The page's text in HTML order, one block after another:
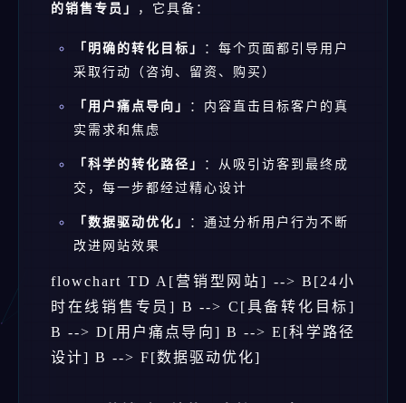
的销售专员」
，它具备：
「明确的转化目标」
：每个页面都引导用户
采取行动（咨询、留资、购买）
「用户痛点导向」
：内容直击目标客户的真
实需求和焦虑
「科学的转化路径」
：从吸引访客到最终成
交，每一步都经过精心设计
「数据驱动优化」
：通过分析用户行为不断
改进网站效果
flowchart TD A[营销型网站] --> B[24小
时在线销售专员] B --> C[具备转化目标]
B --> D[用户痛点导向] B --> E[科学路径
设计] B --> F[数据驱动优化]